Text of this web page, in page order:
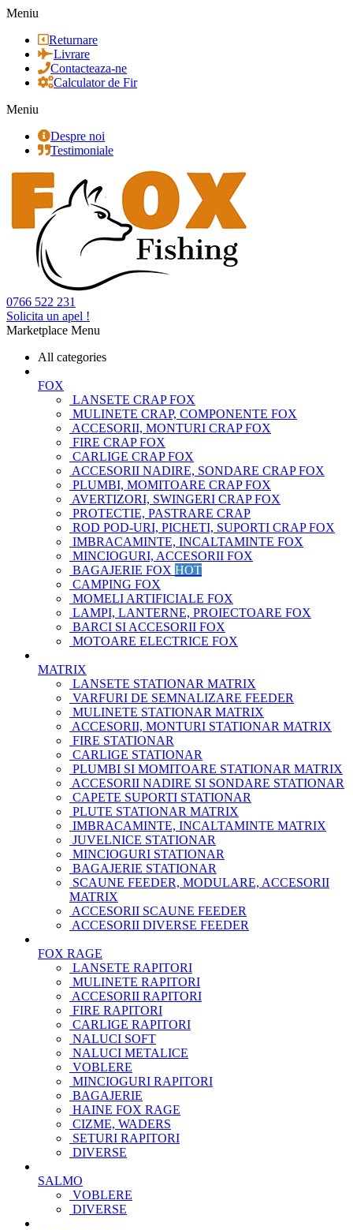
Meniu
Returnare
Livrare
Contacteaza-ne
Calculator de Fir
Meniu
Despre noi
Testimoniale
0766 522 231
Solicita un apel !
Marketplace Menu
All categories
FOX
LANSETE CRAP FOX
MULINETE CRAP, COMPONENTE FOX
ACCESORII, MONTURI CRAP FOX
FIRE CRAP FOX
CARLIGE CRAP FOX
ACCESORII NADIRE, SONDARE CRAP FOX
PLUMBI, MOMITOARE CRAP FOX
AVERTIZORI, SWINGERI CRAP FOX
PROTECTIE, PASTRARE CRAP
ROD POD-URI, PICHETI, SUPORTI CRAP FOX
IMBRACAMINTE, INCALTAMINTE FOX
MINCIOGURI, ACCESORII FOX
BAGAJERIE FOX HOT
CAMPING FOX
MOMELI ARTIFICIALE FOX
LAMPI, LANTERNE, PROIECTOARE FOX
BARCI SI ACCESORII FOX
MOTOARE ELECTRICE FOX
MATRIX
LANSETE STATIONAR MATRIX
VARFURI DE SEMNALIZARE FEEDER
MULINETE STATIONAR MATRIX
ACCESORII, MONTURI STATIONAR MATRIX
FIRE STATIONAR
CARLIGE STATIONAR
PLUMBI SI MOMITOARE STATIONAR MATRIX
ACCESORII NADIRE SI SONDARE STATIONAR
CAPETE SUPORTI STATIONAR
PLUTE STATIONAR MATRIX
IMBRACAMINTE, INCALTAMINTE MATRIX
JUVELNICE STATIONAR
MINCIOGURI STATIONAR
BAGAJERIE STATIONAR
SCAUNE FEEDER, MODULARE, ACCESORII
MATRIX
ACCESORII SCAUNE FEEDER
ACCESORII DIVERSE FEEDER
FOX RAGE
LANSETE RAPITORI
MULINETE RAPITORI
ACCESORII RAPITORI
FIRE RAPITORI
CARLIGE RAPITORI
NALUCI SOFT
NALUCI METALICE
VOBLERE
MINCIOGURI RAPITORI
BAGAJERIE
HAINE FOX RAGE
CIZME, WADERS
SETURI RAPITORI
DIVERSE
SALMO
VOBLERE
DIVERSE